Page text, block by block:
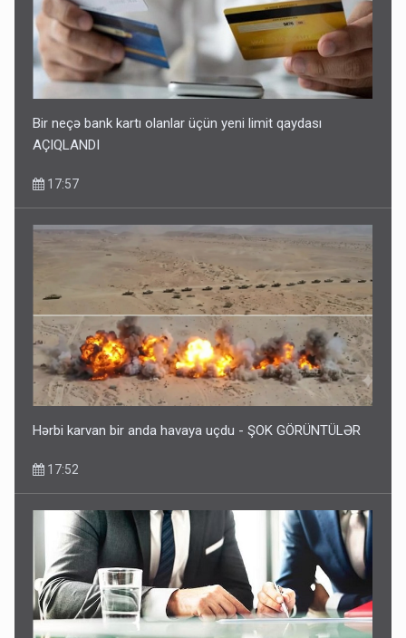
Bir neçə bank kartı olanlar üçün yeni limit qaydası
AÇIQLANDI
17:57
Hərbi karvan bir anda havaya uçdu - ŞOK GÖRÜNTÜLƏR
17:52